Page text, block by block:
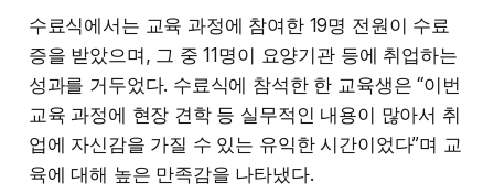
수료식에서는 교육 과정에 참여한 19명 전원이 수료
증을 받았으며, 그 중 11명이 요양기관 등에 취업하는
성과를 거두었다. 수료식에 참석한 한 교육생은 “이번
교육 과정에 현장 견학 등 실무적인 내용이 많아서 취
업에 자신감을 가질 수 있는 유익한 시간이었다”며 교
육에 대해 높은 만족감을 나타냈다.